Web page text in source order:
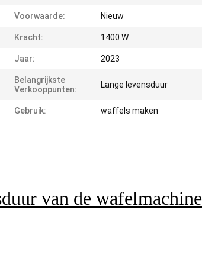
Voorwaarde: Nieuw
Kracht: 1400 W
Jaar: 2023
Belangrijkste
Verkooppunten:
Lange levensduur
Gebruik: waffels maken
van de wafelmachine